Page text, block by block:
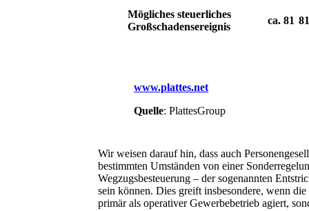
Mögliches steuerliches
Großschadensereignis
ca. 81
www.plattes.net
Quelle: PlattesGroup
Wir weisen darauf hin, dass auch
bestimmten Umständen von einer
Wegzugsbesteuerung – der sogenannten
sein können. Dies greift insbesondere, wenn
primär als operativer Gewerbebetrieb agiert,